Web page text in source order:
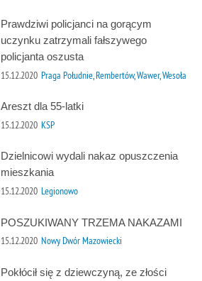
Prawdziwi policjanci na gorącym
uczynku zatrzymali fałszywego
policjanta oszusta
15.12.2020 Praga Południe, Rembertów, Wawer, Wesoła
Areszt dla 55-latki
15.12.2020 KSP
Dzielnicowi wydali nakaz opuszczenia
mieszkania
15.12.2020 Legionowo
POSZUKIWANY TRZEMA NAKAZAMI
15.12.2020 Nowy Dwór Mazowiecki
Pokłócił się z dziewczyną, ze złości